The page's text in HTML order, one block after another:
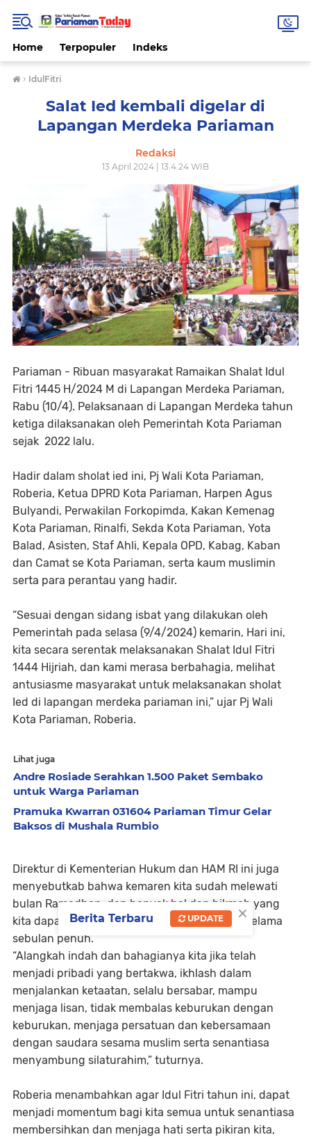
Home Terpopuler Indeks
› IdulFitri
Salat Ied kembali digelar di
Lapangan Merdeka Pariaman
Redaksi
13 April 2024 | 13.4.24 WIB
Pariaman - Ribuan masyarakat Ramaikan Shalat Idul
Fitri 1445 H/2024 M di Lapangan Merdeka Pariaman,
Rabu (10/4). Pelaksanaan di Lapangan Merdeka tahun
ketiga dilaksanakan oleh Pemerintah Kota Pariaman
sejak 2022 lalu.
Hadir dalam sholat ied ini, Pj Wali Kota Pariaman,
Roberia, Ketua DPRD Kota Pariaman, Harpen Agus
Bulyandi, Perwakilan Forkopimda, Kakan Kemenag
Kota Pariaman, Rinalfi, Sekda Kota Pariaman, Yota
Balad, Asisten, Staf Ahli, Kepala OPD, Kabag, Kaban
dan Camat se Kota Pariaman, serta kaum muslimin
serta para perantau yang hadir.
“Sesuai dengan sidang isbat yang dilakukan oleh
Pemerintah pada selasa (9/4/2024) kemarin, Hari ini,
kita secara serentak melaksanakan Shalat Idul Fitri
1444 Hijriah, dan kami merasa berbahagia, melihat
antusiasme masyarakat untuk melaksanakan sholat
Ied di lapangan merdeka pariaman ini,” ujar Pj Wali
Kota Pariaman, Roberia.
Lihat juga
Andre Rosiade Serahkan 1.500 Paket Sembako
untuk Warga Pariaman
Pramuka Kwarran 031604 Pariaman Timur Gelar
Baksos di Mushala Rumbio
Direktur di Kementerian Hukum dan HAM RI ini juga
menyebutkab bahwa kemaren kita sudah melewati
bulan Ramadhan, dan banyak hal dan hikmah yang
kita dapatkan dari perjuangan kita berpuasa selama
sebulan penuh.
“Alangkah indah dan bahagianya kita jika telah
menjadi pribadi yang bertakwa, ikhlash dalam
menjalankan ketaatan, selalu bersabar, mampu
menjaga lisan, tidak membalas keburukan dengan
keburukan, menjaga persatuan dan kebersamaan
dengan saudara sesama muslim serta senantiasa
menyambung silaturahim,” tuturnya.
Roberia menambahkan agar Idul Fitri tahun ini, dapat
menjadi momentum bagi kita semua untuk senantiasa
membersihkan dan menjaga hati serta pikiran kita,
×
Berita Terbaru UPDATE